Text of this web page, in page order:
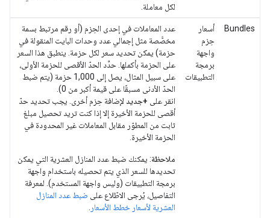
لكل معاملة.
Bundles
أسعار
حِزم
واجهة
برمجة
التطبيقات
عدد المعاملات في إحدى الحِزم (أو رقم مرتبط بسمة
مخصَّصة مثل إجمالي عدد وحدات البايت المنقولة في
حزمة) يمكن تحديد سعر لكل حزمة. ينطبق هذا السعر
على الحزمة بأكملها. حدِّد الحدّ الأقصى للحزمة الأولى،
على سبيل المثال، يصل إلى 1,000 حزمة (يتم ضبط
الحدّ الأدنى مسبقًا على قيمة أكبر من 0).
انقر على +جديد لإضافة حِزم أخرى. يجب تحديد حدّ
أقصى للحزمة الأخيرة إلا إذا كنت تريد تحصيل مبلغ
ثابت من المطوّر مقابل المعاملات غير المحدودة في
الحزمة الأخيرة.
ملاحظة: يمكنك ضبط عدد المنازل العشرية التي يمكن
تحديدها للسعر الذي يتم تحصيله باستخدام واجهة
برمجة التطبيقات (وليس واجهة المستخدم). لمعرفة
التفاصيل، يُرجى الاطّلاع على ضبط عدد المنازل
العشرية لأسعار خطط الأسعار